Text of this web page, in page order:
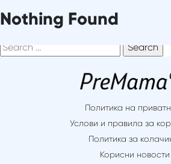
to
Nothing Found
searching can help.
Search
for:
Политика на
Услови и правила за
Политика за
Корисни новости